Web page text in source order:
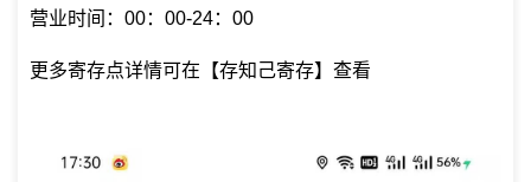
营业时间：00：00-24：00
更多寄存点详情可在【存知己寄存】查看